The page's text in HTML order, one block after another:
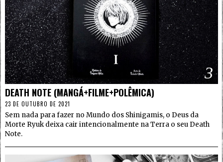
3
DEATH NOTE (MANGÁ+FILME+POLÊMICA)
23 DE OUTUBRO DE 2021
Sem nada para fazer no Mundo dos Shinigamis, o Deus da
Morte Ryuk deixa cair intencionalmente na Terra o seu Death
Note.